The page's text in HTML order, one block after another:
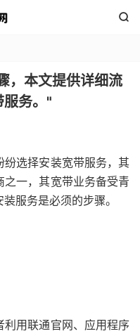

，本文提供详细流
服务。"
纷选择安装宽带服务，其
一，其宽带业务备受青
服务是必须的步骤。
用联通官网、应用程序